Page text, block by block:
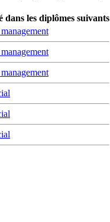
dans les diplômes suivants